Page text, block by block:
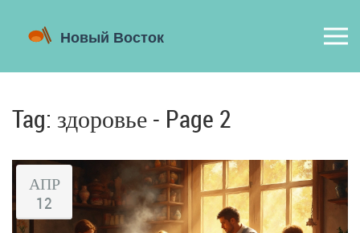
Tag: здоровье - Page 2
АПР
12